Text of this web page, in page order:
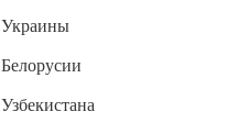
Украины
Белорусии
Узбекистана